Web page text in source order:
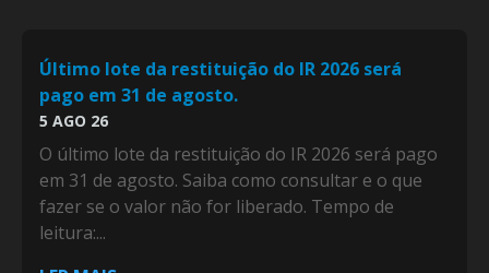
Último lote da restituição do IR 2026 será
pago em 31 de agosto.
5 AGO 26
O último lote da restituição do IR 2026 será pago
em 31 de agosto. Saiba como consultar e o que
fazer se o valor não for liberado. Tempo de
leitura:...